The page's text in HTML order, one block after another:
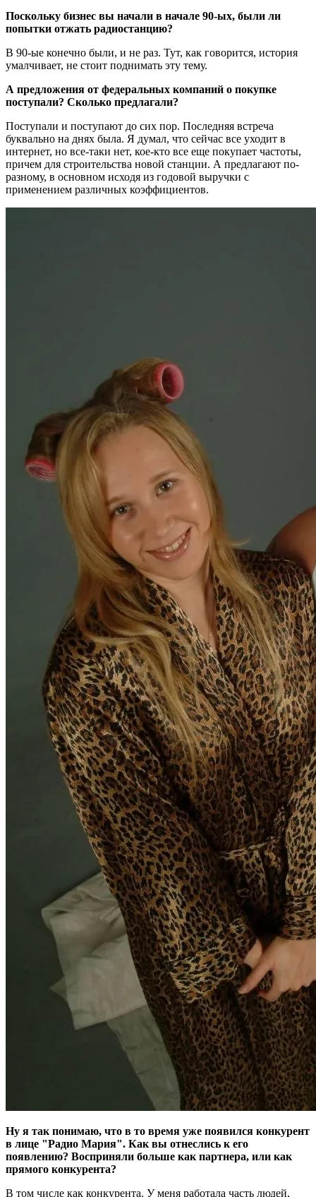
Поскольку бизнес вы начали в начале 90-ых, были ли
попытки отжать радиостанцию?
В 90-ые конечно были, и не раз. Тут, как говорится, история
умалчивает, не стоит поднимать эту тему.
А предложения от федеральных компаний о покупке
поступали? Сколько предлагали?
Поступали и поступают до сих пор. Последняя встреча
буквально на днях была. Я думал, что сейчас все уходит в
интернет, но все-таки нет, кое-кто все еще покупает частоты,
причем для строительства новой станции. А предлагают по-
разному, в основном исходя из годовой выручки с
применением различных коэффициентов.
Ну я так понимаю, что в то время уже появился конкурент
в лице "Радио Мария". Как вы отнеслись к его
появлению? Восприняли больше как партнера, или как
прямого конкурента?
В том числе как конкурента. У меня работала часть людей,